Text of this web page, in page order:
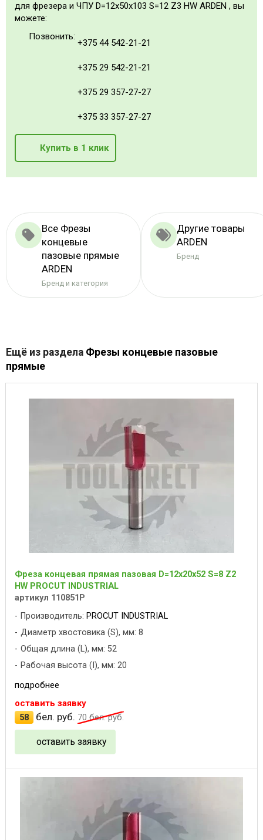
для фрезера и ЧПУ D=12x50x103 S=12 Z3 HW ARDEN , вы
можете:
Позвонить:
+375 44 542-21-21
+375 29 542-21-21
+375 29 357-27-27
+375 33 357-27-27
Купить в 1 клик
Все Фрезы
концевые
пазовые прямые
ARDEN
Бренд и категория
Другие товары
ARDEN
Бренд
Ещё из раздела Фрезы концевые пазовые
прямые
Фреза концевая прямая пазовая D=12x20x52 S=8 Z2
HW PROCUT INDUSTRIAL
артикул 110851P
Производитель: PROCUT INDUSTRIAL
Диаметр хвостовика (S), мм: 8
Общая длина (L), мм: 52
Рабочая высота (I), мм: 20
подробнее
оставить заявку
58
бел. руб. 70бел. руб.
оставить заявку